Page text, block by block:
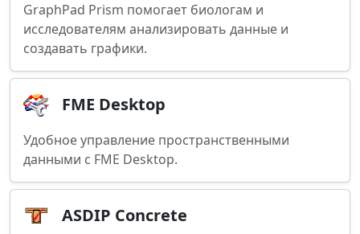
GraphPad Prism помогает биологам и
исследователям анализировать данные и
создавать графики.
FME Desktop
Удобное управление пространственными
данными с FME Desktop.
ASDIP Concrete